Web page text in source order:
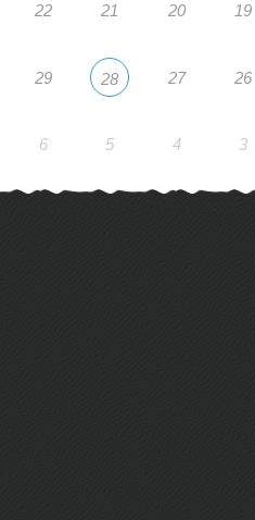
19
20
21
22
26
27
28
29
3
4
5
6